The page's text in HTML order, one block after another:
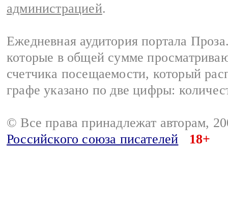
администрацией.
Ежедневная аудитория портала
которые в общей сумме
счетчика посещаемости, который
графе указано по две цифры:
© Все права принадлежат авторам,
Российского союза писателей
18+